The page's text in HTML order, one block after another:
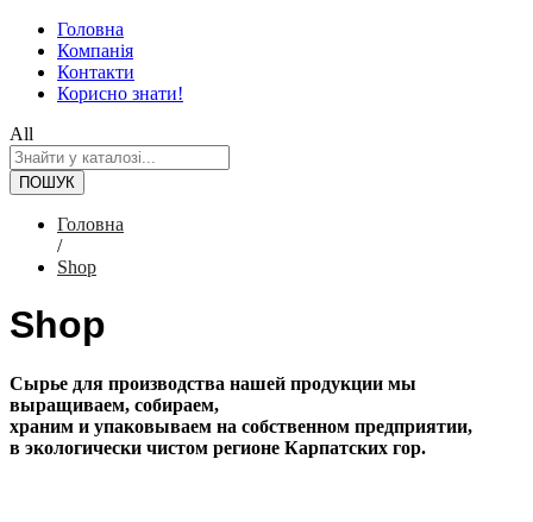
Головна
Компанія
Контакти
Корисно знати!
All
ПОШУК
Головна
/
Shop
Shop
Сырье для производства нашей продукции мы
выращиваем, собираем,
храним и упаковываем на собственном предприятии,
в экологически чистом регионе Карпатских гор.